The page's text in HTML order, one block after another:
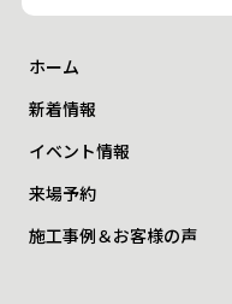
ホーム
新着情報
イベント情報
来場予約
施工事例＆お客様の声